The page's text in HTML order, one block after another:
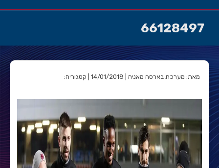
66128497
מאת: מערכת בארסה מאניה | 14/01/2018 | קטגוריה: